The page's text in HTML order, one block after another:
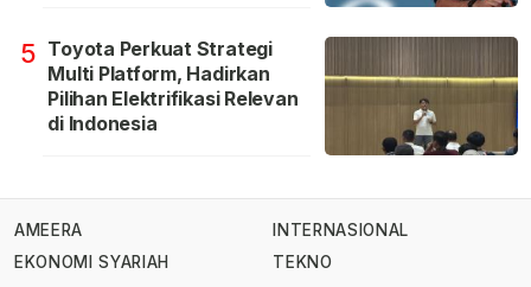
5 Toyota Perkuat Strategi
Multi Platform, Hadirkan
Pilihan Elektrifikasi Relevan
di Indonesia
AMEERA
EKONOMI SYARIAH
INTERNASIONAL
TEKNO